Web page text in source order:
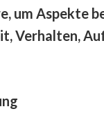
um Aspekte
Verhalten,